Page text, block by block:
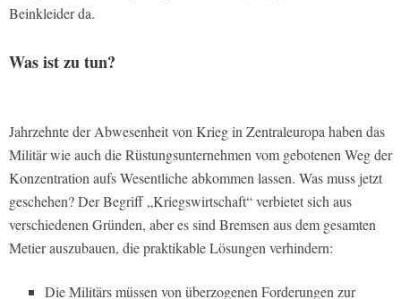
Beinkleider da.
Was ist zu tun?
Jahrzehnte der Abwesenheit von Krieg in Zentraleuropa haben das
Militär wie auch die Rüstungsunternehmen vom gebotenen Weg der
Konzentration aufs Wesentliche abkommen lassen. Was muss jetzt
geschehen? Der Begriff „Kriegswirtschaft“ verbietet sich aus
verschiedenen Gründen, aber es sind Bremsen aus dem gesamten
Metier auszubauen, die praktikable Lösungen verhindern:
Die Militärs müssen von überzogenen Forderungen zur